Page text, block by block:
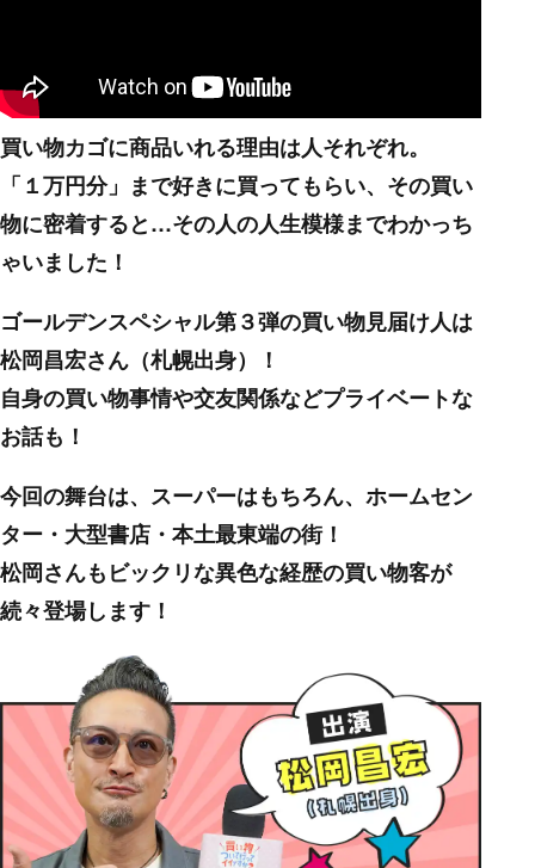
買い物カゴに商品いれる理由は人それぞれ。
「１万円分」まで好きに買ってもらい、その買い
物に密着すると…その人の人生模様までわかっち
ゃいました！
ゴールデンスペシャル第３弾の買い物見届け人は
松岡昌宏さん（札幌出身）！
自身の買い物事情や交友関係などプライベートな
お話も！
今回の舞台は、スーパーはもちろん、ホームセン
ター・大型書店・本土最東端の街！
松岡さんもビックリな異色な経歴の買い物客が
続々登場します！